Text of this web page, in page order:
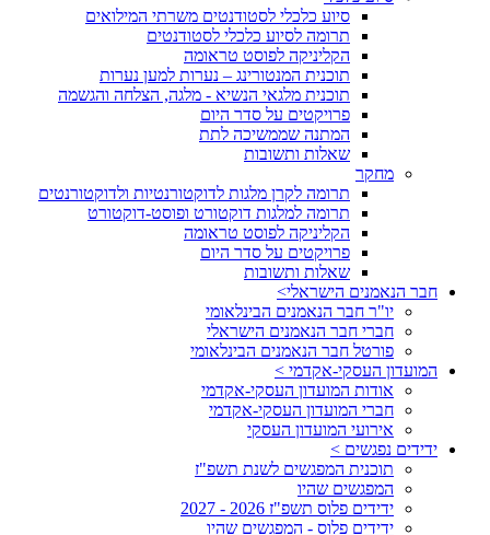
סיוע כלכלי לסטודנטים משרתי המילואים
תרומה לסיוע כלכלי לסטודנטים
הקליניקה לפוסט טראומה
תוכנית המנטורינג – נערות למען נערות
תוכנית מלגאי הנשיא - מלגה, הצלחה והגשמה
פרויקטים על סדר היום
המתנה שממשיכה לתת
שאלות ותשובות
מחקר
תרומה לקרן מלגות לדוקטורנטיות ולדוקטורנטים
תרומה למלגות דוקטורט ופוסט-דוקטורט
הקליניקה לפוסט טראומה
פרויקטים על סדר היום
שאלות ותשובות
חבר הנאמנים הישראלי>
יו"ר חבר הנאמנים הבינלאומי
חברי חבר הנאמנים הישראלי
פורטל חבר הנאמנים הבינלאומי
המועדון העסקי-אקדמי >
אודות המועדון העסקי-אקדמי
חברי המועדון העסקי-אקדמי
אירועי המועדון העסקי
ידידים נפגשים >
תוכנית המפגשים לשנת תשפ"ז
המפגשים שהיו
ידידים פלוס תשפ"ז 2026 - 2027
ידידים פלוס - המפגשים שהיו